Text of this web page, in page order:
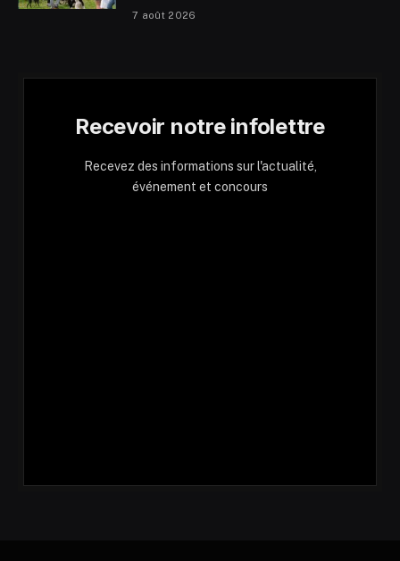
7 août 2026
Recevoir notre infolettre
Recevez des informations sur l'actualité,
événement et concours